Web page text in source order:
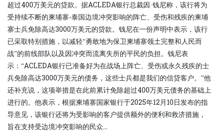
超过400万美元的贷款。据ACLEDA银行总裁因·钱尼称，该行将为
受持续不断的柬埔寨-泰国边境冲突影响的阵亡、受伤和残疾的柬埔
寨士兵免除高达3000万美元的贷款。钱尼在一份声明中表示，该行
已采取特别措施，以减轻“勇敢地为保卫柬埔寨领土完整和人民而
战”的前线部队以及因冲突而流离失所的平民的负担。钱尼表
示：“ACLEDA银行已准备好为在战场上阵亡、受伤或永久残疾的士
兵免除高达3000万美元的债务，这些士兵都是我们的信贷客户。”他
还补充说，这项举措是在此前累计免除超过400万美元债务的基础上
进行的。他表示，根据柬埔寨国家银行于2025年12月10日发布的指
导意见，该银行还将为受影响的客户提供额外的便利和救济措施，
旨在支持受边境冲突影响的民众...